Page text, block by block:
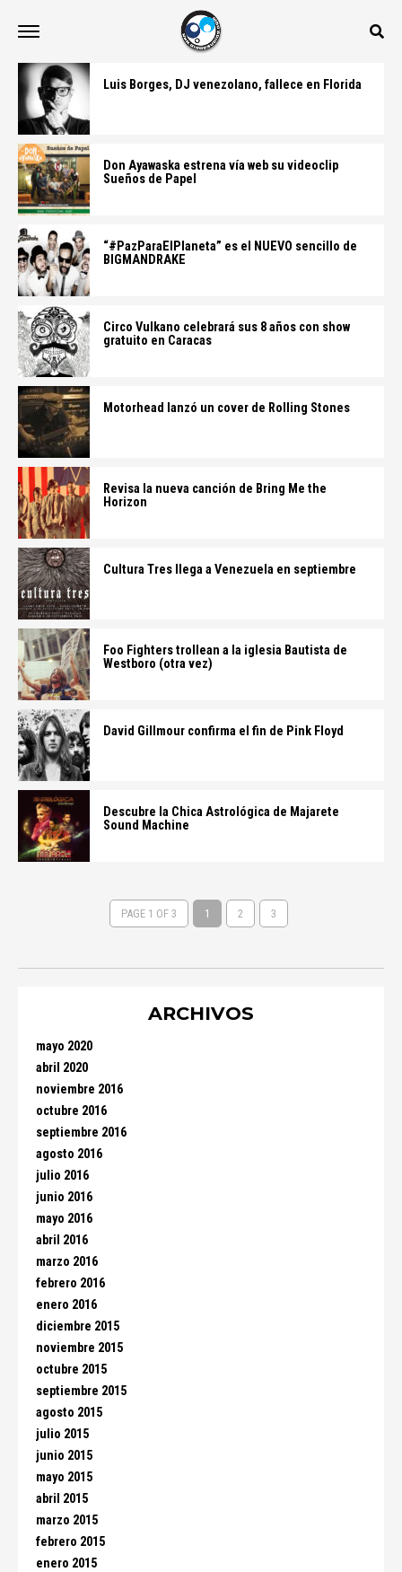
Luis Borges, DJ venezolano, fallece en Florida
Don Ayawaska estrena vía web su videoclip
Sueños de Papel
“#PazParaElPlaneta” es el NUEVO sencillo de
BIGMANDRAKE
Circo Vulkano celebrará sus 8 años con show
gratuito en Caracas
Motorhead lanzó un cover de Rolling Stones
Revisa la nueva canción de Bring Me the
Horizon
Cultura Tres llega a Venezuela en septiembre
Foo Fighters trollean a la iglesia Bautista de
Westboro (otra vez)
David Gillmour confirma el fin de Pink Floyd
Descubre la Chica Astrológica de Majarete
Sound Machine
PAGE 1 OF 3 1 2 3
ARCHIVOS
mayo 2020
abril 2020
noviembre 2016
octubre 2016
septiembre 2016
agosto 2016
julio 2016
junio 2016
mayo 2016
abril 2016
marzo 2016
febrero 2016
enero 2016
diciembre 2015
noviembre 2015
octubre 2015
septiembre 2015
agosto 2015
julio 2015
junio 2015
mayo 2015
abril 2015
marzo 2015
febrero 2015
enero 2015